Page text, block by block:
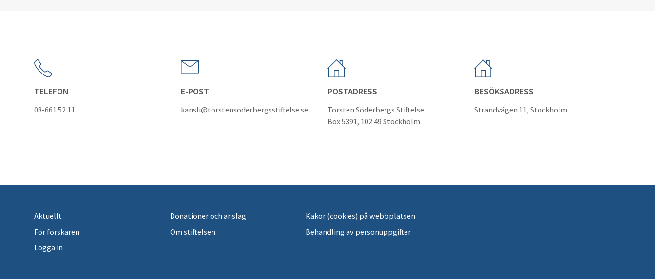
TELEFON
08-661 52 11
E-POST
kansli@torstensoderbergsstiftelse.se
POSTADRESS
Torsten Söderbergs Stiftelse
Box 5391, 102 49 Stockholm
BESÖKSADRESS
Strandvägen 11, Stockholm
Aktuellt
För forskaren
Logga in
Donationer och anslag
Om stiftelsen
Kakor (cookies) på webbplatsen
Behandling av personuppgifter